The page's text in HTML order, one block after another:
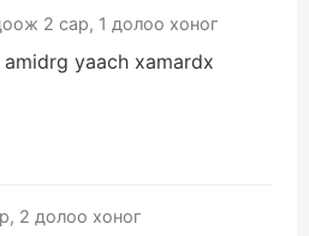
2 сар, 1 долоо хоног
yaach xamardx
2 долоо хоног